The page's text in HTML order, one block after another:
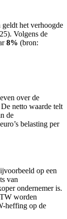
het verhoogde
Volgens de
8% (bron:
over de
netto waarde telt
de
belasting per
op een
van
ondernemer is.
worden
heffing op de